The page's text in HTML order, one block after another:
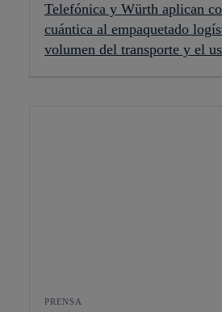
Telefónica y Würth aplican
cuántica al empaquetado
volumen del transporte y el
PRENSA